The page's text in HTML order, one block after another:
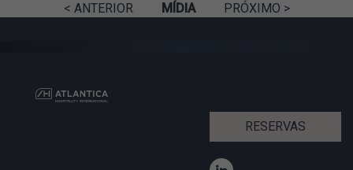
< ANTERIOR MÍDIA PRÓXIMO >
RESERVAS